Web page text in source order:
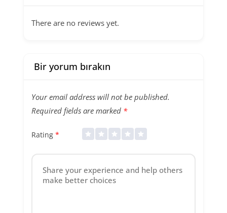
There are no reviews yet.
Bir yorum bırakın
Your email address will not be published.
Required fields are marked *
Rating *